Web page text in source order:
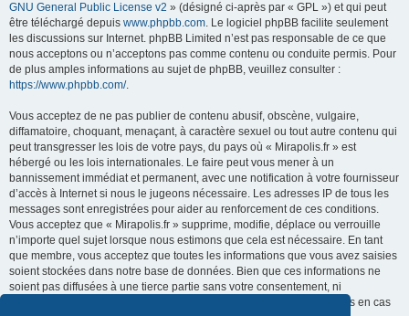
GNU General Public License v2 » (désigné ci-après par « GPL ») et qui peut
être téléchargé depuis www.phpbb.com. Le logiciel phpBB facilite seulement
les discussions sur Internet. phpBB Limited n’est pas responsable de ce que
nous acceptons ou n’acceptons pas comme contenu ou conduite permis. Pour
de plus amples informations au sujet de phpBB, veuillez consulter :
https://www.phpbb.com/.
Vous acceptez de ne pas publier de contenu abusif, obscène, vulgaire,
diffamatoire, choquant, menaçant, à caractère sexuel ou tout autre contenu qui
peut transgresser les lois de votre pays, du pays où « Mirapolis.fr » est
hébergé ou les lois internationales. Le faire peut vous mener à un
bannissement immédiat et permanent, avec une notification à votre fournisseur
d’accès à Internet si nous le jugeons nécessaire. Les adresses IP de tous les
messages sont enregistrées pour aider au renforcement de ces conditions.
Vous acceptez que « Mirapolis.fr » supprime, modifie, déplace ou verrouille
n’importe quel sujet lorsque nous estimons que cela est nécessaire. En tant
que membre, vous acceptez que toutes les informations que vous avez saisies
soient stockées dans notre base de données. Bien que ces informations ne
soient pas diffusées à une tierce partie sans votre consentement, ni
« Mirapolis.fr », ni phpBB ne pourront être tenus comme responsables en cas